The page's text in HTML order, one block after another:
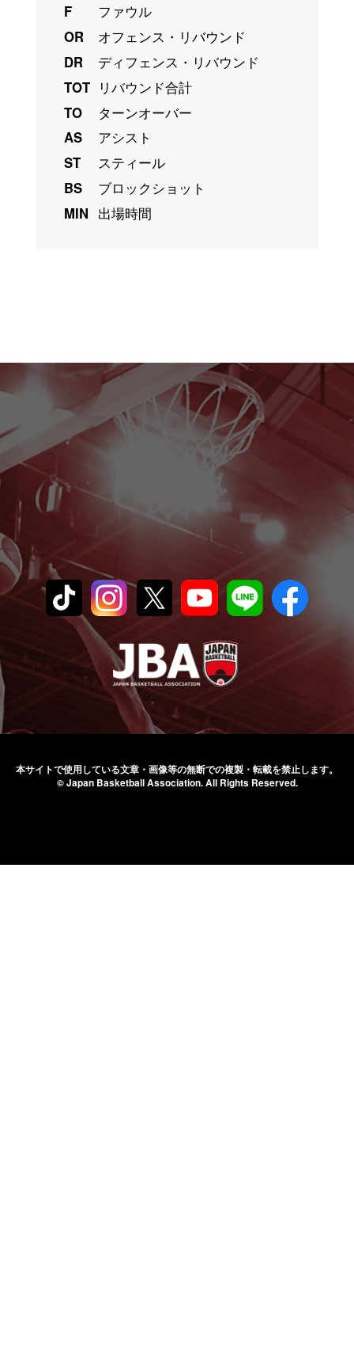
F
ファウル
OR
オフェンス・リバウンド
DR
ディフェンス・リバウンド
TOT リバウンド合計
TO
ターンオーバー
AS
アシスト
ST
スティール
BS
ブロックショット
MIN 出場時間
本サイトで使用している文章・画像等の無断での複製・転載を禁止します。
© Japan Basketball Association.All Rights Reserved.